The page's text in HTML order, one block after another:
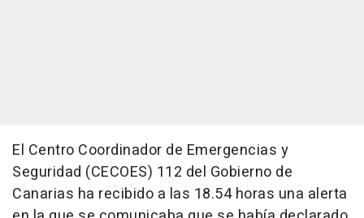
El Centro Coordinador de Emergencias y
Seguridad (CECOES) 112 del Gobierno de
Canarias ha recibido a las 18.54 horas una alerta